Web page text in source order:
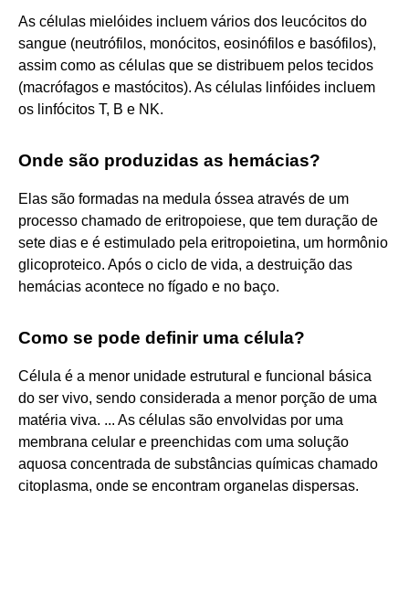
As células mielóides incluem vários dos leucócitos do
sangue (neutrófilos, monócitos, eosinófilos e basófilos),
assim como as células que se distribuem pelos tecidos
(macrófagos e mastócitos). As células linfóides incluem
os linfócitos T, B e NK.
Onde são produzidas as hemácias?
Elas são formadas na medula óssea através de um
processo chamado de eritropoiese, que tem duração de
sete dias e é estimulado pela eritropoietina, um hormônio
glicoproteico. Após o ciclo de vida, a destruição das
hemácias acontece no fígado e no baço.
Como se pode definir uma célula?
Célula é a menor unidade estrutural e funcional básica
do ser vivo, sendo considerada a menor porção de uma
matéria viva. ... As células são envolvidas por uma
membrana celular e preenchidas com uma solução
aquosa concentrada de substâncias químicas chamado
citoplasma, onde se encontram organelas dispersas.